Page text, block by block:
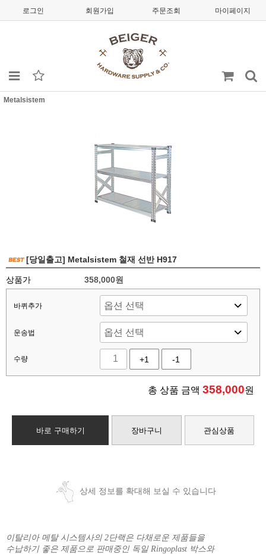
로그인 회원가입 주문조회 마이페이지
Metalsistem
[당일출고] Metalsistem 철재 선반 H917
상품가 358,000원
바퀴추가
운송법
수량 +1 -1
총 상품 금액 358,000원
바로 구매하기 장바구니 관심상품
상세 정보를 확대해 보실 수 있습니다
이탈리아 메탈 시스템사의 2단랙은 다채로운 제품들을
수납하기 좋은 제품으로 판매중인 독일 Ringoplast 박스와